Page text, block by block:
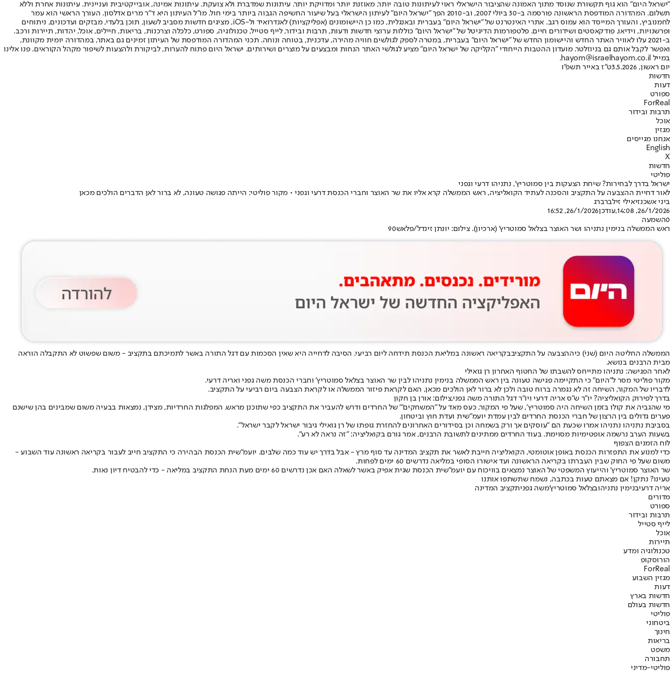
"ישראל היום" הוא גוף תקשורת שנוסד מתוך האמונה שהציבור הישראלי ראוי לעיתונות טובה יותר, מאוזנת יותר ומדויקת יותר. עיתונות שמדברת ולא צועקת. עיתונות אמינה, אובייקטיבית ועניינית. עיתונות אחרת וללא
תשלום. המהדורה המודפסת הראשונה פורסמה ב-30 ביולי 2007, וב-2010 הפך "ישראל היום" לעיתון הישראלי בעל שיעור החשיפה הגבוה ביותר בימי חול. מו"ל העיתון היא ד"ר מרים אדלסון. העורך הראשי הוא עמר
לחמנוביץ, והעורך המייסד הוא עמוס רגב. אתרי האינטרנט של "ישראל היום" בעברית ובאנגלית, כמו כן היישומונים (אפליקציות) לאנדרואיד ול-iOS, מציגים חדשות מסביב לשעון, תוכן בלעדי, מבזקים ועדכונים, ניתוחים
ופרשנויות, וידיאו, פודקאסטים ושידורים חיים. פלטפורמות הדיגיטל של "ישראל היום" כוללות ערוצי חדשות ודעות, תרבות ובידור, לייף סטייל, טכנולוגיה, ספורט, כלכלה וצרכנות, בריאות, חיילים, אוכל, יהדות, תיירות ורכב.
ב-2021 עלו לאוויר האתר החדש והיישומון החדש של "ישראל היום" בעברית, במטרה לספק לגולשים חוויה מהירה, עדכנית, בטוחה ונוחה. תכני המהדורה המודפסת של העיתון זמינים גם באתר, במהדורה יומית מקוונת,
ואפשר לקבל אותם גם בניוזלטר. מועדון ההטבות הייחודי "הקליקה של ישראל היום" מציע לגולשי האתר הנחות ומבצעים על מוצרים ושירותים. ישראל היום פתוח להערות, לביקורת ולהצעות לשיפור מקהל הקוראים. פנו אלינו
במייל hayom@israelhayom.co.il.
יום ראשון, 3.5.2026
ט"ז באייר תשפ"ו
חדשות
דעות
ספורט
ForReal
תרבות ובידור
אוכל
מגזין
אנחנו מגייסים
English
X
חדשות
פוליטי
ישראל בדרך לבחירות? שיחת הצעקות בין סמוטריץ', נתניהו דרעי וגפני
לאור דחיית ההצבעה על התקציב והסכנה לעתיד הקואליציה, ראש הממשלה קרא אליו את שר האוצר וחברי הכנסת דרעי וגפני • מקור פוליטי: הייתה פגושה טעונה, לא ברור לאן הדברים הולכים מכאן
ביני אשכנזיאילי זילברברג
26/1/2026, 14:08
,עודכן26/1/2026, 16:52
0השמעה
ראש הממשלה בנימין נתניהו ושר האוצר בצלאל סמוטריץ' (ארכיון). צילום: יונתן זינדל/פלאש90
הממשלה החליטה היום (שני) כיההצבעה על התקציבבקריאה ראשונה במליאת הכנסת תידחה ליום רביעי. הסיבה לדחייה היא שאין הסכמות עם דגל התורה באשר לתמיכתם בתקציב - משום שפשוט לא התקבלה הוראה
מבית הרבנים בנושא.
לאחר הפגישה: נתניהו מתייחס להשבתו של החטוף האחרון רן גואילי
מקור פוליטי מסר ל"היום" כי התקיימה פגישה טעונה בין ראש הממשלה בנימין נתניהו לבין שר האוצר בצלאל סמוטריץ' וחברי הכנסת משה גפני ואריה דרעי.
לדבריו של המקור, השיחה זה לא נגמרה ברוח טובה ולכן לא ברור לאן הולכים מכאן, האם לקראת פיזור הממשלה או לקראת הצבעה ביום רביעי על התקציב.
בדרך לפירוק הקואליציה? יו"ר ש"ס אריה דרעי ויו"ר דגל התורה משה גפני,צילום: אורן בן חקון
מי שהגביה את קולו בזמן השיחה היה סמוטריץ׳, שעל פי המקור, כעס מאד על "המשחקים"׳ של החרדים ודרש להעביר את התקציב כפי שתוכנן מראש. המפלגות החרדיות, מצידן, נמצאות בבעיה משום שמבינים בהן שישנם
פערים גדולים בין הרצון של חברי הכנסת החרדים לבין עמדת יועמ״שית ועדת חוץ וביטחון.
בסביבת נתניהו נתניהו אמרו שכעת הם "עוסקים אך ורק בשמחה וכן בסידורים האחרונים להחזרת גופתו של רן גואילי גיבור ישראל לקבר ישראל".
בשעות הערב נרשמה אופטימיות מסוימת. בעוד החרדים ממתינים לתשובת הרבנים, אמר גורם בקואליציה: "זה נראה לא רע".
לוח הזמנים הצפוף
כדי למנוע את התפזרות הכנסת באופן אוטומטי, הקואליציה חייבת לאשר את תקציב המדינה עד סוף מרץ - אבל בדרך יש עוד כמה שלבים. יועמ"שית הכנסת הבהירה כי התקציב חייב לעבור בקריאה ראשונה עוד השבוע -
משום שעל פי החוק שבין העברתו בקריאה הראשונה ועד אישורו הסופי במליאה נדרשים 60 ימים לפחות.
שר האוצר סמוטריץ' והייעוץ המשפטי של האוצר נמצאים בוויכוח עם יועמ"שית הכנסת שגית אפיק באשר לשאלה האם אכן נדרשים 60 ימים מעת הנחת התקציב במליאה - כדי להבטיח דיון נאות.
טעינו? נתקן! אם מצאתם טעות בכתבה, נשמח שתשתפו אותנו
אריה דרעיבנימין נתניהובצלאל סמוטריץ'משה גפניתקציב המדינה
מדורים
ספורט
תרבות ובידור
לייף סטייל
אוכל
תיירות
טכנולוגיה ומדע
הורוסקופ
ForReal
מגזין השבוע
דעות
חדשות בארץ
חדשות בעולם
פוליטי
ביטחוני
חינוך
בריאות
משפט
תחבורה
פוליטי-מדיני